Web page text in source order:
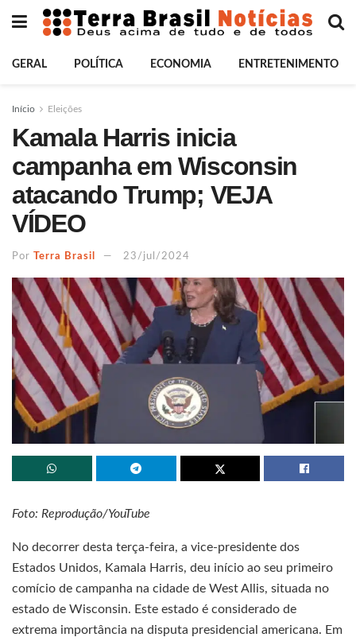
GERAL POLÍTICA ECONOMIA ENTRETENIMENTO
Início Eleições
Kamala Harris inicia
campanha em Wisconsin
atacando Trump; VEJA
VÍDEO
Por Terra Brasil 23/jul/2024
Foto: Reprodução/YouTube
No decorrer desta terça-feira, a vice-presidente dos
Estados Unidos, Kamala Harris, deu início ao seu primeiro
comício de campanha na cidade de West Allis, situada no
estado de Wisconsin. Este estado é considerado de
extrema importância na disputa presidencial americana. Em